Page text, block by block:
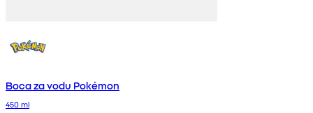
Boca za vodu Pokémon
450 ml